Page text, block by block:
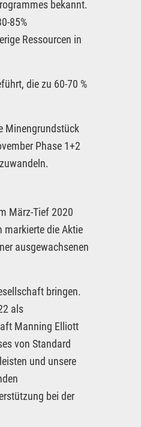
bekannt.
85%
Ressourcen in
die zu 60-70 %
Minengrundstück
Phase 1+2
März-Tief 2020
markierte die Aktie
ausgewachsenen
bringen.
als
Manning Elliott
von Standard
und unsere
bei der